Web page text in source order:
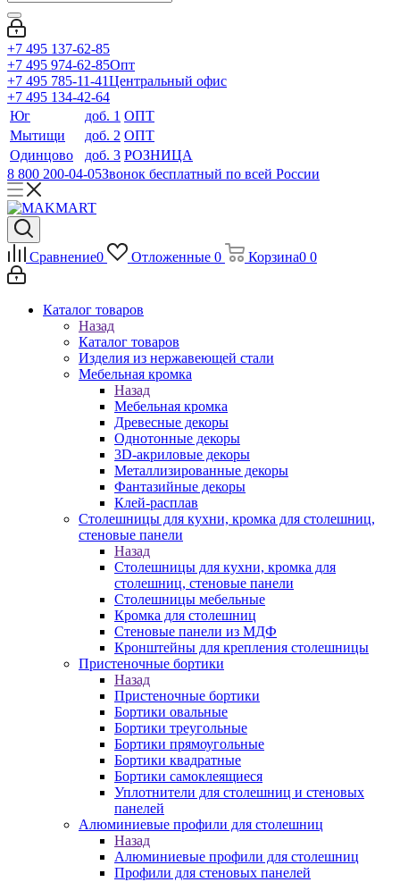
+7 495 137-62-85
+7 495 974-62-85Опт
+7 495 785-11-41Центральный офис
+7 495 134-42-64
Юг
доб. 1 ОПТ
Мытищи
доб. 2 ОПТ
Одинцово
доб. 3 РОЗНИЦА
8 800 200-04-05Звонок бесплатный по всей России
Сравнение0 Отложенные 0 Корзина0 0
Каталог товаров
Назад
Каталог товаров
Изделия из нержавеющей стали
Мебельная кромка
Назад
Мебельная кромка
Древесные декоры
Однотонные декоры
3D-акриловые декоры
Металлизированные декоры
Фантазийные декоры
Клей-расплав
Столешницы для кухни, кромка для столешниц,
стеновые панели
Назад
Столешницы для кухни, кромка для
столешниц, стеновые панели
Столешницы мебельные
Кромка для столешниц
Стеновые панели из МДФ
Кронштейны для крепления столешницы
Пристеночные бортики
Назад
Пристеночные бортики
Бортики овальные
Бортики треугольные
Бортики прямоугольные
Бортики квадратные
Бортики самоклеящиеся
Уплотнители для столешниц и стеновых
панелей
Алюминиевые профили для столешниц
Назад
Алюминиевые профили для столешниц
Профили для стеновых панелей